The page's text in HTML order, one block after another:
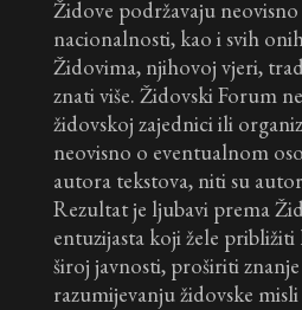
Židove podržavaju
nacionalnosti, kao i svih
Židovima, njihovoj vjeri,
znati više. Židovski Forum
židovskoj zajednici ili
neovisno o eventualnom
autora tekstova, niti su
Rezultat je ljubavi prema
entuzijasta koji žele
široj javnosti, proširiti
razumijevanju židovske